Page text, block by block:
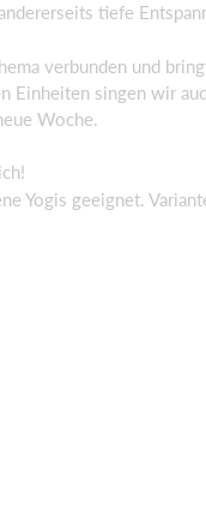
tiefe
verbunden und
Einheiten singen wir
Woche.
Yogis geeignet.